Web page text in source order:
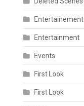
Entertainement
Entertainment
Events
First Look
First Look